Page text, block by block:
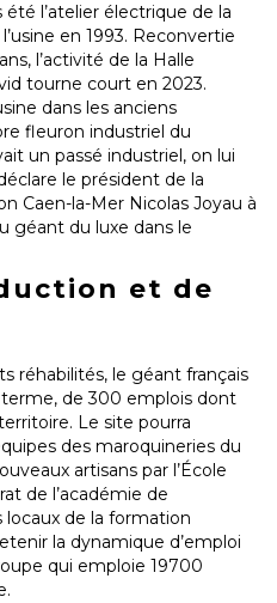
l’atelier électrique de la
en 1993. Reconvertie
l’activité de la Halle
tourne court en 2023.
dans les anciens
fleuron industriel du
un passé industriel, on lui
le président de la
Caen-la-Mer Nicolas Joyau à
géant du luxe dans le
et de
réhabilités, le géant français
de 300 emplois dont
Le site pourra
des maroquineries du
artisans par l’École
de l’académie de
de la formation
la dynamique d’emploi
qui emploie 19700